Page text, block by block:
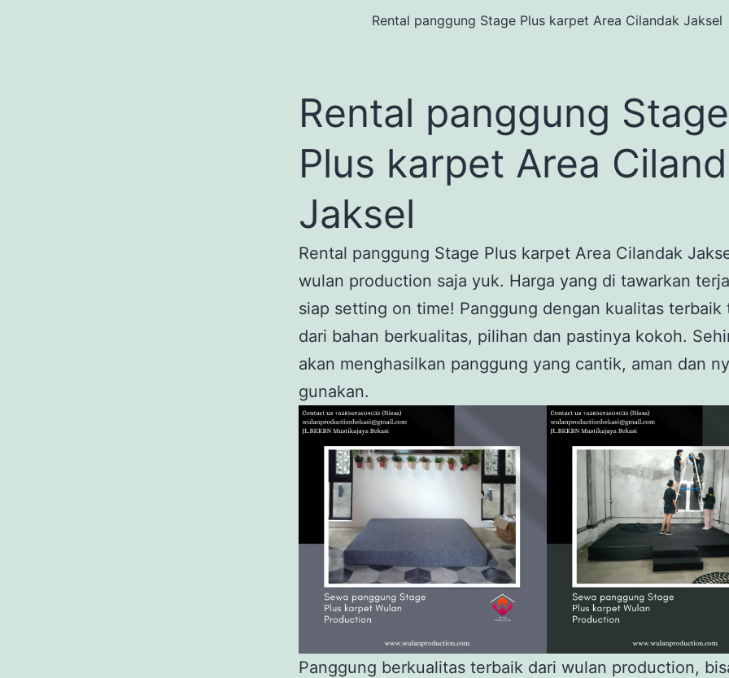
Rental panggung Stage Plus karpet Area Cilandak Jaksel
Rental panggung Stage
Plus karpet Area
Jaksel
Rental panggung Stage Plus karpet Area Cilandak
wulan production saja yuk. Harga yang di tawarkan
siap setting on time! Panggung dengan kualitas terbaik
dari bahan berkualitas, pilihan dan pastinya kokoh.
akan menghasilkan panggung yang cantik, aman dan
gunakan.
Panggung berkualitas terbaik dari wulan production,